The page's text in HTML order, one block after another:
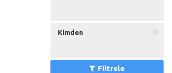
Kimden
Filtrele